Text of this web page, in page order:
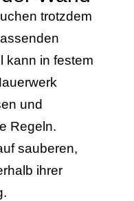
trotzdem
kann in festem
und
Regeln.
sauberen,
ihrer